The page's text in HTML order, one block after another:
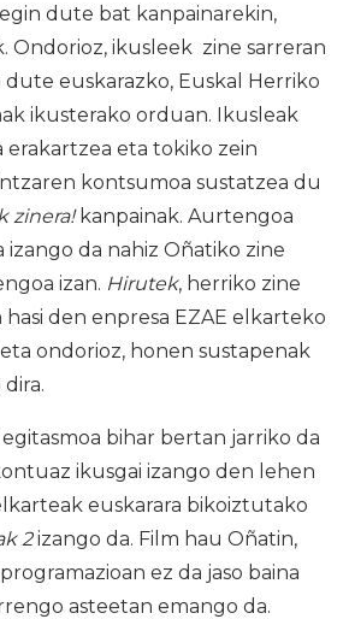
dute bat kanpainarekin,
Ondorioz, ikusleek zine sarreran
euskarazko, Euskal Herriko
ikusterako orduan. Ikusleak
erakartzea eta tokiko zein
kontsumoa sustatzea du
zinera!kanpainak. Aurtengoa
izango da nahiz Oñatiko zine
izan. Hirutek, herriko zine
den enpresa EZAE elkarteko
ondorioz, honen sustapenak
bihar bertan jarriko da
ikusgai izango den lehen
euskarara bikoiztutako
2izango da. Film hau Oñatin,
ez da jaso baina
asteetan emango da.